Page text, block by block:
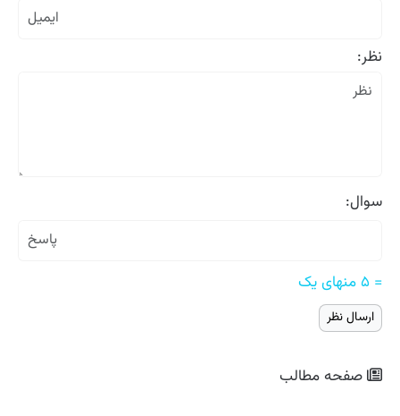
نظر:
سوال:
= ۵ منهای یک
صفحه مطالب